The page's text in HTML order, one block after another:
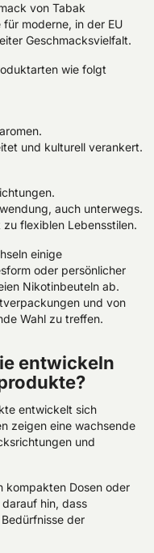
von Tabak
moderne, in der EU
Geschmacksvielfalt.
wie folgt
und kulturell verankert.
auch unterwegs.
flexiblen Lebensstilen.
einige
oder persönlicher
Nikotinbeuteln ab.
und von
Wahl zu treffen.
entwickeln
entwickelt sich
zeigen eine wachsende
und
kompakten Dosen oder
hin, dass
der